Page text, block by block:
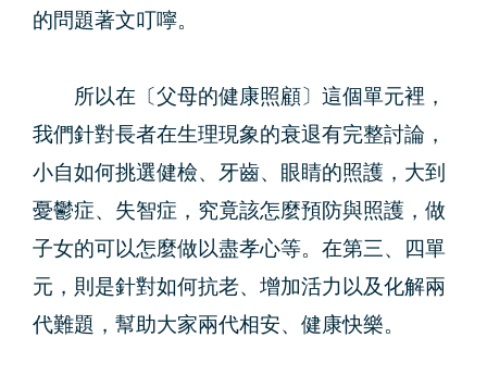
的問題著文叮嚀。
所以在〔父母的健康照顧〕這個單元裡，
我們針對長者在生理現象的衰退有完整討論，
小自如何挑選健檢、牙齒、眼睛的照護，大到
憂鬱症、失智症，究竟該怎麼預防與照護，做
子女的可以怎麼做以盡孝心等。在第三、四單
元，則是針對如何抗老、增加活力以及化解兩
代難題，幫助大家兩代相安、健康快樂。